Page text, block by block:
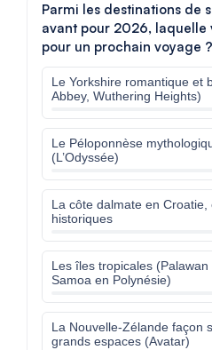
Parmi les destinations de
avant pour 2026, laquelle
pour un prochain voyage ?
Le Yorkshire romantique et
Abbey, Wuthering Heights)
Le Péloponnèse
(L’Odyssée)
La côte dalmate en
historiques
Les îles tropicales
Samoa en Polynésie)
La Nouvelle-Zélande façon
grands espaces (Avatar)